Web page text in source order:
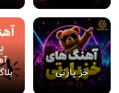
خز پارتی